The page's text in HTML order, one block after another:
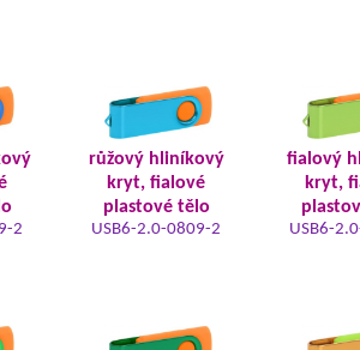
2
růžový hliníkový
kryt, fialové
plastové tělo
USB6-2.0-0809-2
fialový
kryt,
USB6-